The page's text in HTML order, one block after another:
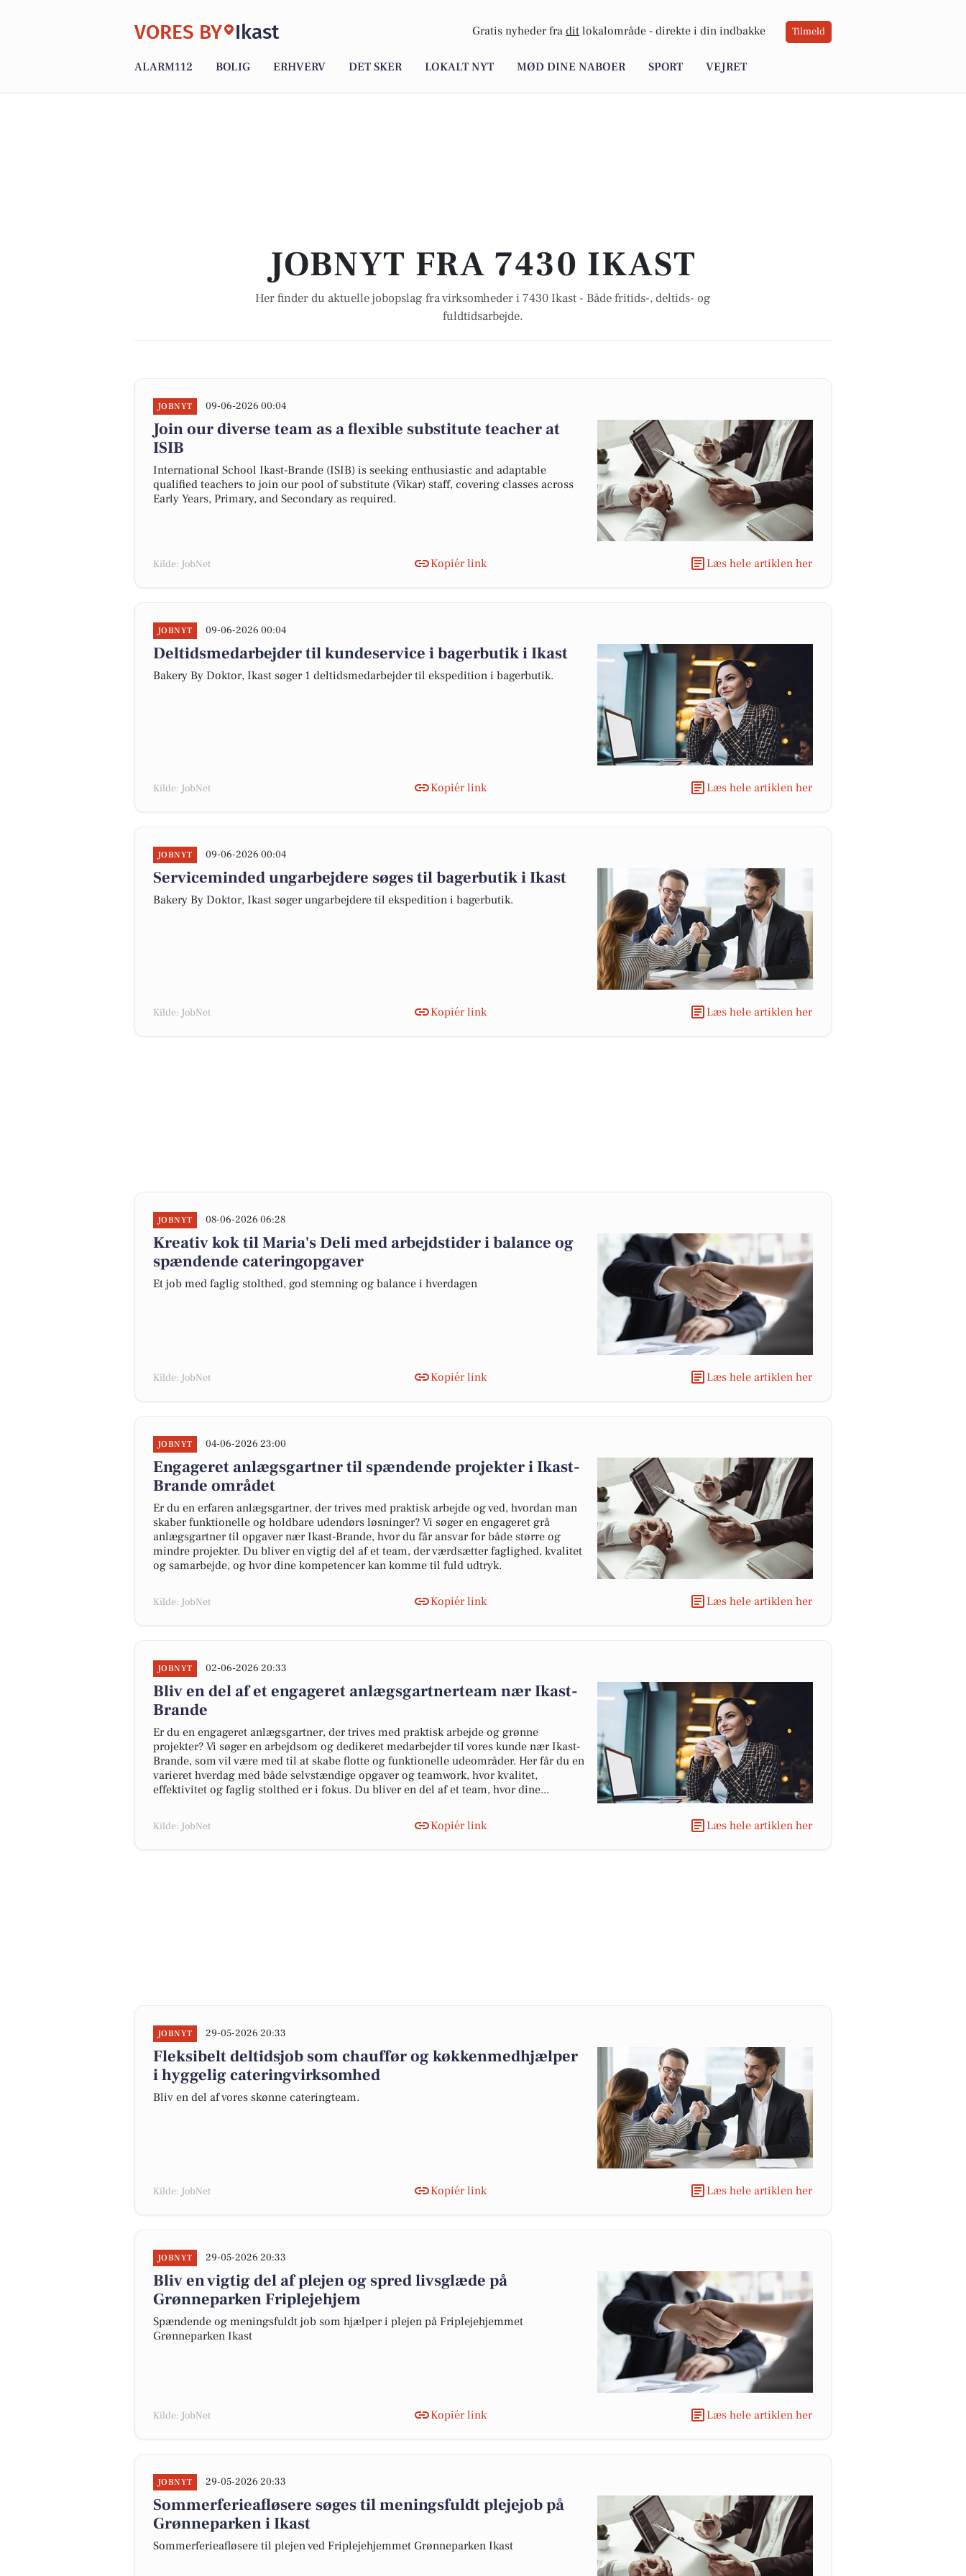
VORES BY Ikast Gratis nyheder fra dit lokalområde - direkte i din indbakke Tilmeld
ALARM112 BOLIG ERHVERV DET SKER LOKALT NYT MØD DINE NABOER SPORT VEJRET
JOBNYT FRA 7430 IKAST
Her finder du aktuelle jobopslag fra virksomheder i 7430 Ikast - Både fritids-, deltids- og
fuldtidsarbejde.
JOBNYT 09-06-2026 00:04
Join our diverse team as a flexible substitute teacher at
ISIB
International School Ikast-Brande (ISIB) is seeking enthusiastic and adaptable
qualified teachers to join our pool of substitute (Vikar) staff, covering classes across
Early Years, Primary, and Secondary as required.
Kilde: JobNet Kopiér link Læs hele artiklen her
JOBNYT 09-06-2026 00:04
Deltidsmedarbejder til kundeservice i bagerbutik i Ikast
Bakery By Doktor, Ikast søger 1 deltidsmedarbejder til ekspedition i bagerbutik.
Kilde: JobNet Kopiér link Læs hele artiklen her
JOBNYT 09-06-2026 00:04
Serviceminded ungarbejdere søges til bagerbutik i Ikast
Bakery By Doktor, Ikast søger ungarbejdere til ekspedition i bagerbutik.
Kilde: JobNet Kopiér link Læs hele artiklen her
JOBNYT 08-06-2026 06:28
Kreativ kok til Maria's Deli med arbejdstider i balance og
spændende cateringopgaver
Et job med faglig stolthed, god stemning og balance i hverdagen
Kilde: JobNet Kopiér link Læs hele artiklen her
JOBNYT 04-06-2026 23:00
Engageret anlægsgartner til spændende projekter i Ikast-
Brande området
Er du en erfaren anlægsgartner, der trives med praktisk arbejde og ved, hvordan man
skaber funktionelle og holdbare udendørs løsninger? Vi søger en engageret grå
anlægsgartner til opgaver nær Ikast-Brande, hvor du får ansvar for både større og
mindre projekter. Du bliver en vigtig del af et team, der værdsætter faglighed, kvalitet
og samarbejde, og hvor dine kompetencer kan komme til fuld udtryk.
Kilde: JobNet Kopiér link Læs hele artiklen her
JOBNYT 02-06-2026 20:33
Bliv en del af et engageret anlægsgartnerteam nær Ikast-
Brande
Er du en engageret anlægsgartner, der trives med praktisk arbejde og grønne
projekter? Vi søger en arbejdsom og dedikeret medarbejder til vores kunde nær Ikast-
Brande, som vil være med til at skabe flotte og funktionelle udeområder. Her får du en
varieret hverdag med både selvstændige opgaver og teamwork, hvor kvalitet,
effektivitet og faglig stolthed er i fokus. Du bliver en del af et team, hvor dine...
Kilde: JobNet Kopiér link Læs hele artiklen her
JOBNYT 29-05-2026 20:33
Fleksibelt deltidsjob som chauffør og køkkenmedhjælper
i hyggelig cateringvirksomhed
Bliv en del af vores skønne cateringteam.
Kilde: JobNet Kopiér link Læs hele artiklen her
JOBNYT 29-05-2026 20:33
Bliv en vigtig del af plejen og spred livsglæde på
Grønneparken Friplejehjem
Spændende og meningsfuldt job som hjælper i plejen på Friplejehjemmet
Grønneparken Ikast
Kilde: JobNet Kopiér link Læs hele artiklen her
JOBNYT 29-05-2026 20:33
Sommerferieafløsere søges til meningsfuldt plejejob på
Grønneparken i Ikast
Sommerferieafløsere til plejen ved Friplejehjemmet Grønneparken Ikast